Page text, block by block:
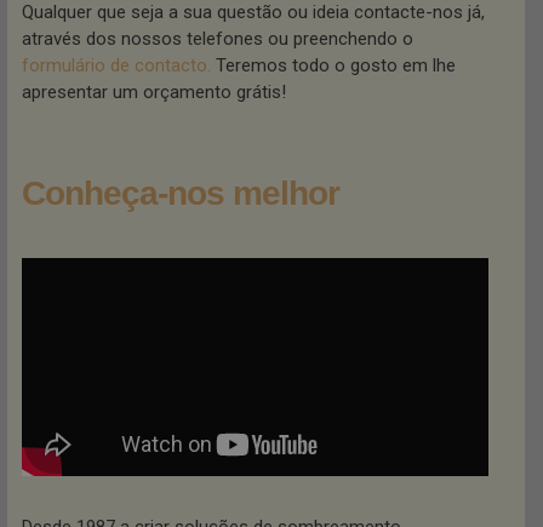
Qualquer que seja a sua questão ou ideia contacte-nos já,
através dos nossos telefones ou preenchendo o
formulário de contacto. Teremos todo o gosto em lhe
apresentar um orçamento grátis!
Conheça-nos melhor